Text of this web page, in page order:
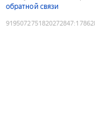
обратной связи
9195072751820272847: